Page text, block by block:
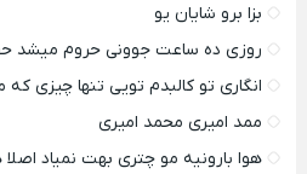
بزا برو شایان یو
روزی ده ساعت جوونی حروم میشد
انگاری تو کالبدم تویی تنها چیزی که
ممد امیری محمد امیری
هوا بارونیه مو چتری بهت نمیاد